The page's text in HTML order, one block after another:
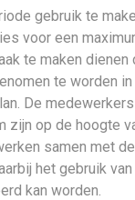
gebruik te
voor een
te maken dienen
te worden
De
zijn op de hoogte
samen met
het gebruik
kan worden.